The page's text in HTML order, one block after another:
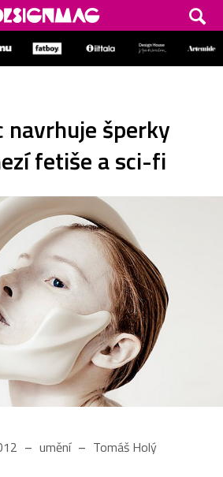
navrhuje šperky
fetiše a sci-fi
umění Tomáš Holý